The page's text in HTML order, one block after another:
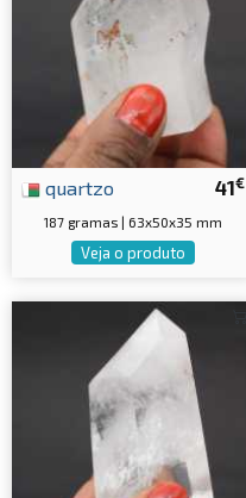
41€
quartzo
187 gramas | 63x50x35 mm
Veja o produto